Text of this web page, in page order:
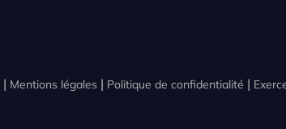
Mentions légales Politique de confidentialité